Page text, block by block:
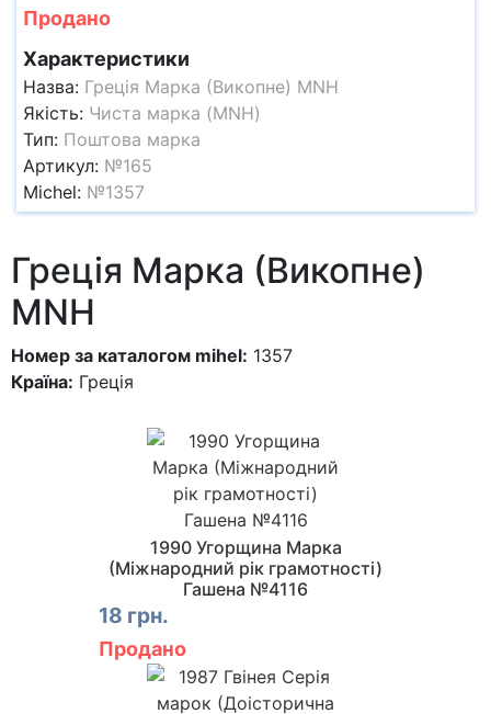
Продано
Характеристики
Назва: Греція Марка (Викопне) MNH
Якість: Чиста марка (MNH)
Тип: Поштова марка
Артикул: №165
Michel: №1357
Греція Марка (Викопне)
MNH
Номер за каталогом mihel: 1357
Країна: Греція
1990 Угорщина Марка
(Міжнародний рік грамотності)
Гашена №4116
18 грн.
Продано